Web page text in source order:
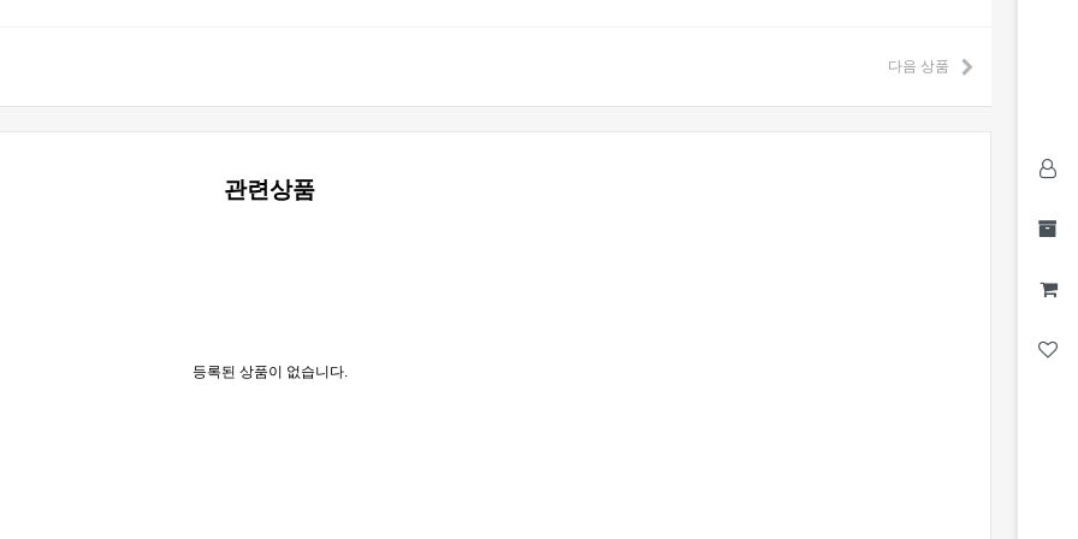
다음 상품
관련상품
등록된 상품이 없습니다.